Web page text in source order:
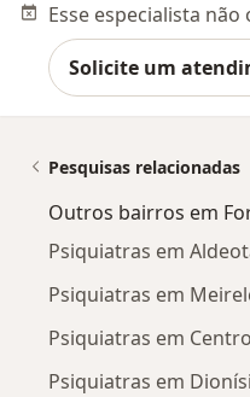
Solicite um
Pesquisas relacionadas
Outros bairros em
Psiquiatras em
Psiquiatras em
Psiquiatras em Centro
Psiquiatras em